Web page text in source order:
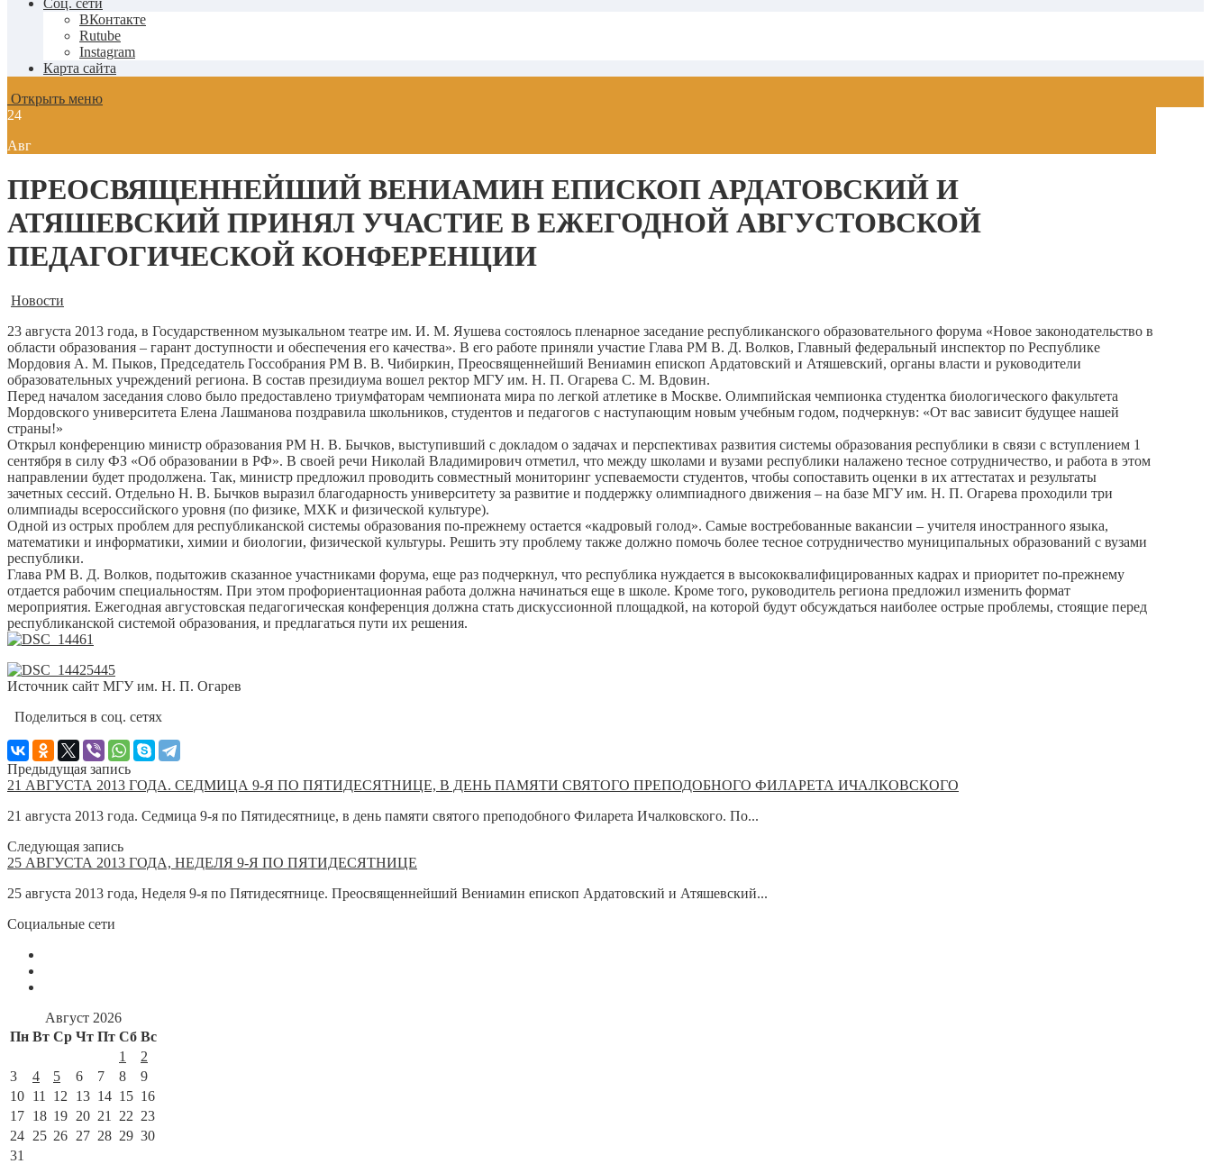
Соц. сети
ВКонтакте
Rutube
Instagram
Карта сайта
Открыть меню
24
Авг
ПРЕОСВЯЩЕННЕЙШИЙ ВЕНИАМИН ЕПИСКОП АРДАТОВСКИЙ И
АТЯШЕВСКИЙ ПРИНЯЛ УЧАСТИЕ В ЕЖЕГОДНОЙ АВГУСТОВСКОЙ
ПЕДАГОГИЧЕСКОЙ КОНФЕРЕНЦИИ
Новости
23 августа 2013 года, в Государственном музыкальном театре им. И. М. Яушева состоялось пленарное заседание республиканского образовательного форума «Новое законодательство в
области образования – гарант доступности и обеспечения его качества». В его работе приняли участие Глава РМ В. Д. Волков, Главный федеральный инспектор по Республике
Мордовия А. М. Пыков, Председатель Госсобрания РМ В. В. Чибиркин, Преосвященнейший Вениамин епископ Ардатовский и Атяшевский, органы власти и руководители
образовательных учреждений региона. В состав президиума вошел ректор МГУ им. Н. П. Огарева С. М. Вдовин.
Перед началом заседания слово было предоставлено триумфаторам чемпионата мира по легкой атлетике в Москве. Олимпийская чемпионка студентка биологического факультета
Мордовского университета Елена Лашманова поздравила школьников, студентов и педагогов с наступающим новым учебным годом, подчеркнув: «От вас зависит будущее нашей
страны!»
Открыл конференцию министр образования РМ Н. В. Бычков, выступивший с докладом о задачах и перспективах развития системы образования республики в связи с вступлением 1
сентября в силу ФЗ «Об образовании в РФ». В своей речи Николай Владимирович отметил, что между школами и вузами республики налажено тесное сотрудничество, и работа в этом
направлении будет продолжена. Так, министр предложил проводить совместный мониторинг успеваемости студентов, чтобы сопоставить оценки в их аттестатах и результаты
зачетных сессий. Отдельно Н. В. Бычков выразил благодарность университету за развитие и поддержку олимпиадного движения – на базе МГУ им. Н. П. Огарева проходили три
олимпиады всероссийского уровня (по физике, МХК и физической культуре).
Одной из острых проблем для республиканской системы образования по-прежнему остается «кадровый голод». Самые востребованные вакансии – учителя иностранного языка,
математики и информатики, химии и биологии, физической культуры. Решить эту проблему также должно помочь более тесное сотрудничество муниципальных образований с вузами
республики.
Глава РМ В. Д. Волков, подытожив сказанное участниками форума, еще раз подчеркнул, что республика нуждается в высококвалифицированных кадрах и приоритет по-прежнему
отдается рабочим специальностям. При этом профориентационная работа должна начинаться еще в школе. Кроме того, руководитель региона предложил изменить формат
мероприятия. Ежегодная августовская педагогическая конференция должна стать дискуссионной площадкой, на которой будут обсуждаться наиболее острые проблемы, стоящие перед
республиканской системой образования, и предлагаться пути их решения.
Источник сайт МГУ им. Н. П. Огарев
Поделиться в соц. сетях
Предыдущая запись
21 АВГУСТА 2013 ГОДА. СЕДМИЦА 9-Я ПО ПЯТИДЕСЯТНИЦЕ, В ДЕНЬ ПАМЯТИ СВЯТОГО ПРЕПОДОБНОГО ФИЛАРЕТА ИЧАЛКОВСКОГО
21 августа 2013 года. Седмица 9-я по Пятидесятнице, в день памяти святого преподобного Филарета Ичалковского. По...
Следующая запись
25 АВГУСТА 2013 ГОДА, НЕДЕЛЯ 9-Я ПО ПЯТИДЕСЯТНИЦЕ
25 августа 2013 года, Неделя 9-я по Пятидесятнице. Преосвященнейший Вениамин епископ Ардатовский и Атяшевский...
Социальные сети
Август 2026
Пн Вт Ср Чт Пт Сб Вс
1
2
3
4 5 6 7 8
9
10 11 12 13 14 15 16
17 18 19 20 21 22 23
24 25 26 27 28 29 30
31